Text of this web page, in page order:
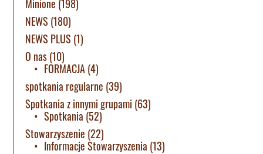
Minione (198)
NEWS (180)
NEWS PLUS (1)
O nas(10)
FORMACJA(4)
spotkania regularne (39)
Spotkania z innymi grupami (63)
Spotkania (52)
Stowarzyszenie (22)
Informacje Stowarzyszenia (13)